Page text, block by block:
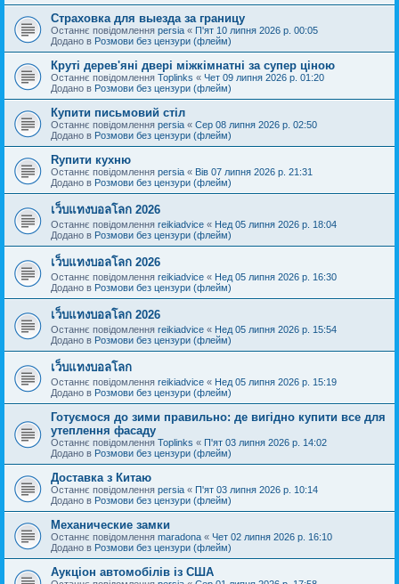
Страховка для выезда за границу
Останнє повідомлення persia « П'ят 10 липня 2026 р. 00:05
Додано в Розмови без цензури (флейм)
Круті дерев'яні двері міжкімнатні за супер ціною
Останнє повідомлення Toplinks « Чет 09 липня 2026 р. 01:20
Додано в Розмови без цензури (флейм)
Купити письмовий стіл
Останнє повідомлення persia « Сер 08 липня 2026 р. 02:50
Додано в Розмови без цензури (флейм)
Rупити кухню
Останнє повідомлення persia « Вів 07 липня 2026 р. 21:31
Додано в Розмови без цензури (флейм)
เว็บแทงบอลโลก 2026
Останнє повідомлення reikiadvice « Нед 05 липня 2026 р. 18:04
Додано в Розмови без цензури (флейм)
เว็บแทงบอลโลก 2026
Останнє повідомлення reikiadvice « Нед 05 липня 2026 р. 16:30
Додано в Розмови без цензури (флейм)
เว็บแทงบอลโลก 2026
Останнє повідомлення reikiadvice « Нед 05 липня 2026 р. 15:54
Додано в Розмови без цензури (флейм)
เว็บแทงบอลโลก
Останнє повідомлення reikiadvice « Нед 05 липня 2026 р. 15:19
Додано в Розмови без цензури (флейм)
Готуємося до зими правильно: де вигідно купити все для
утеплення фасаду
Останнє повідомлення Toplinks « П'ят 03 липня 2026 р. 14:02
Додано в Розмови без цензури (флейм)
Доставка з Китаю
Останнє повідомлення persia « П'ят 03 липня 2026 р. 10:14
Додано в Розмови без цензури (флейм)
Механические замки
Останнє повідомлення maradona « Чет 02 липня 2026 р. 16:10
Додано в Розмови без цензури (флейм)
Аукціон автомобілів із США